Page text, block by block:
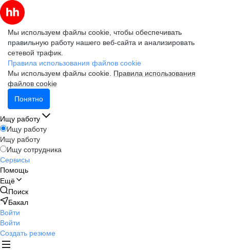
Мы используем файлы cookie, чтобы обеспечивать
правильную работу нашего веб-сайта и анализировать
сетевой трафик.
Правила использования файлов cookie
Мы используем файлы cookie. Правила использования
файлов cookie
Понятно
Ищу работу
Ищу работу
Ищу работу
Ищу сотрудника
Сервисы
Помощь
Ещё
Поиск
Бакал
Войти
Войти
Создать резюме